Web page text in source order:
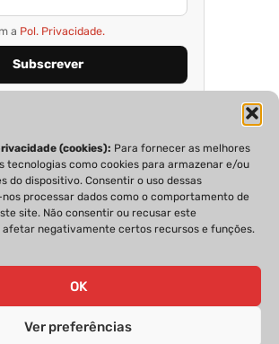
(cookies): Para fornecer as melhores
tecnologias como cookies para armazenar e/ou
do dispositivo. Consentir o uso dessas
processar dados como o comportamento de
site. Não consentir ou recusar este
negativamente certos recursos e funções.
OK
Ver preferências
a Pol. Privacidade.
FICHA TÉCNICA
ESTATUTO EDITORIAL